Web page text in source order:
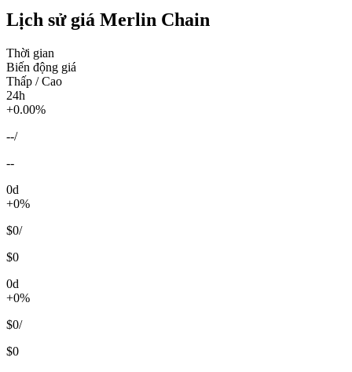
Lịch sử giá Merlin Chain
Thời gian
Biến động giá
Thấp / Cao
24h
+0.00%
--/
--
0d
+0%
$0/
$0
0d
+0%
$0/
$0